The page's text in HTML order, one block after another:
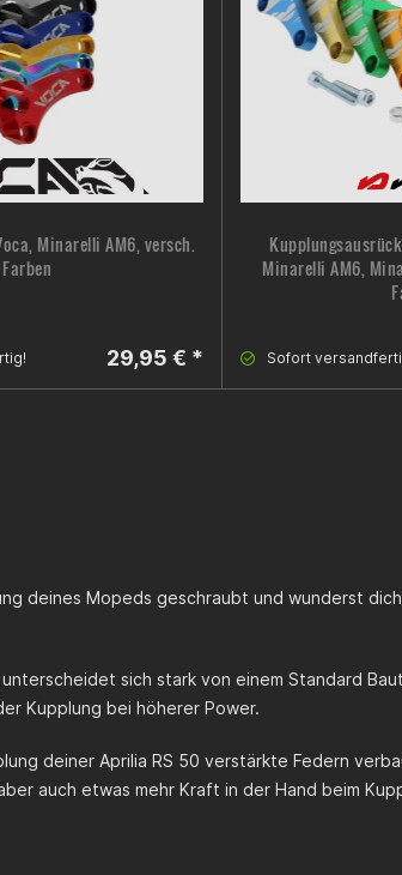
Minarelli AM6, versch.
Farben
29,95 € *
Minarelli AM6,
Sofort
deines Mopeds geschraubt und wunderst
unterscheidet sich stark von einem Standard
Kupplung bei höherer Power.
deiner Aprilia RS 50 verstärkte Federn
auch etwas mehr Kraft in der Hand beim